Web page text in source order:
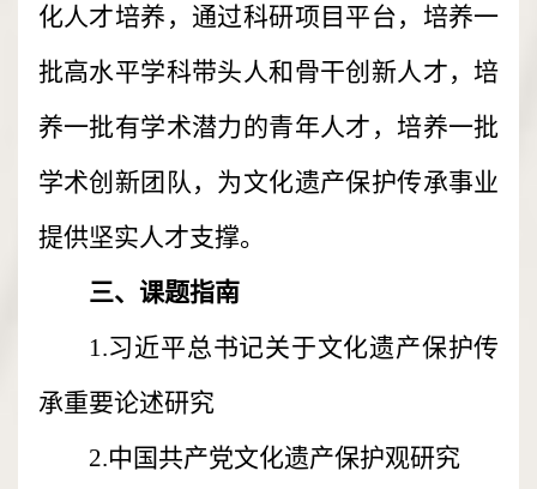
化人才培养，通过科研项目平台，培养一
批高水平学科带头人和骨干创新人才，培
养一批有学术潜力的青年人才，培养一批
学术创新团队，为文化遗产保护传承事业
提供坚实人才支撑。
三、课题指南
1.习近平总书记关于文化遗产保护传
承重要论述研究
2.中国共产党文化遗产保护观研究